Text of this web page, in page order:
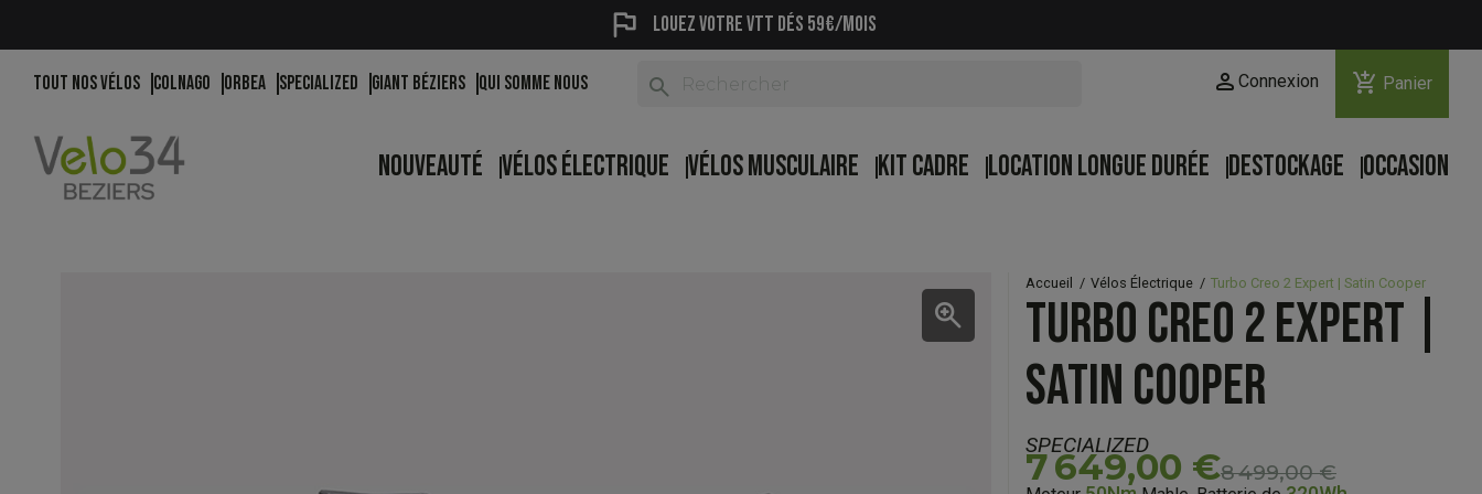
flag Louez votre vtt dés 59€/mois
Tout nos vélos Colnago Orbea Specialized Giant Béziers QUI SOMME NOUS search person Connexion add_shopping_cart Panier
NOUVEAUTÉ VÉLOS ÉLECTRIQUE VÉLOS MUSCULAIRE KIT CADRE LOCATION LONGUE DURÉE DESTOCKAGE OCCASION
zoom_in
Accueil Vélos Électrique Turbo Creo 2 Expert | Satin Cooper
TURBO CREO 2 EXPERT |
SATIN COOPER
SPECIALIZED
7 649,00 €8 499,00 €